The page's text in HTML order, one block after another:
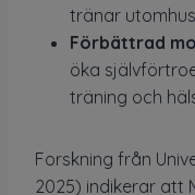
tränar
Förbättrad
öka
träning och
Forskning från
2025) indikerar att